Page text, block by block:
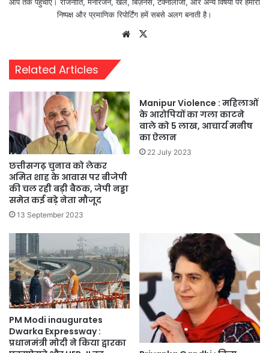
निष्पक्ष और प्रमाणिक रिपोर्टिंग हमें सबसे अलग बनाती है।
Website
Related Articles
छत्तीसगढ़ चुनाव को लेकर
अमित शाह के आवास पर बीजेपी
की चल रही बड़ी बैठक, जेपी नड्डा
समेत कई बड़े नेता मौजूद
13 September 2023
Manipur Violence : महिलाओं
के आरोपियों का गला काटने
वाले को 5 लाख, आचार्य मनीष
का ऐलान
22 July 2023
PM Modi inaugurates
Dwarka Expressway :
प्रधानमंत्री मोदी ने किया द्वारका